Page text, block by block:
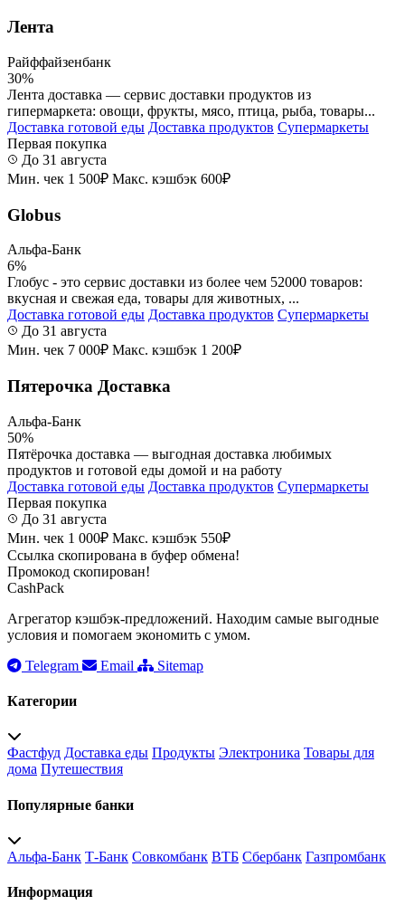
Лента
Райффайзенбанк
30%
Лента доставка — сервис доставки продуктов из
гипермаркета: овощи, фрукты, мясо, птица, рыба, товары...
Доставка готовой еды Доставка продуктов Супермаркеты
Первая покупка
До 31 августа
Мин. чек 1 500₽ Макс. кэшбэк 600₽
Globus
Альфа-Банк
6%
Глобус - это сервис доставки из более чем 52000 товаров:
вкусная и свежая еда, товары для животных, ...
Доставка готовой еды Доставка продуктов Супермаркеты
До 31 августа
Мин. чек 7 000₽ Макс. кэшбэк 1 200₽
Пятерочка Доставка
Альфа-Банк
50%
Пятёрочка доставка — выгодная доставка любимых
продуктов и готовой еды домой и на работу
Доставка готовой еды Доставка продуктов Супермаркеты
Первая покупка
До 31 августа
Мин. чек 1 000₽ Макс. кэшбэк 550₽
Ссылка скопирована в буфер обмена!
Промокод скопирован!
CashPack
Агрегатор кэшбэк-предложений. Находим самые выгодные
условия и помогаем экономить с умом.
Telegram
Email Sitemap
Категории
Фастфуд Доставка еды Продукты Электроника Товары для
дома Путешествия
Популярные банки
Альфа-Банк Т-Банк Совкомбанк ВТБ Сбербанк Газпромбанк
Информация